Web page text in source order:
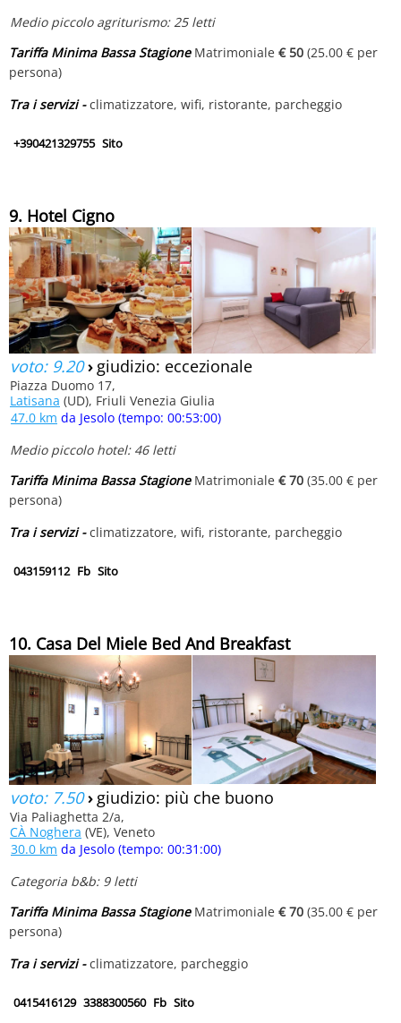
Medio piccolo agriturismo: 25 letti
Tariffa Minima Bassa StagioneMatrimoniale € 50 (25.00 € per
persona)
Tra i servizi -climatizzatore, wifi, ristorante, parcheggio
+390421329755 Sito
9. Hotel Cigno
voto: 9.20› giudizio: eccezionale
Piazza Duomo 17,
Latisana (UD), Friuli Venezia Giulia
47.0 km da Jesolo (tempo: 00:53:00)
Medio piccolo hotel: 46 letti
Tariffa Minima Bassa StagioneMatrimoniale € 70 (35.00 € per
persona)
Tra i servizi -climatizzatore, wifi, ristorante, parcheggio
043159112 Fb Sito
10. Casa Del Miele Bed And Breakfast
voto: 7.50› giudizio: più che buono
Via Paliaghetta 2/a,
CÀ Noghera (VE), Veneto
30.0 km da Jesolo (tempo: 00:31:00)
Categoria b&b: 9 letti
Tariffa Minima Bassa StagioneMatrimoniale € 70 (35.00 € per
persona)
Tra i servizi -climatizzatore, parcheggio
0415416129 3388300560 Fb Sito